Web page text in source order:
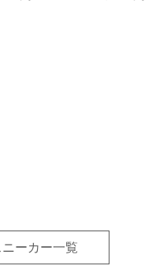
ーカー一覧